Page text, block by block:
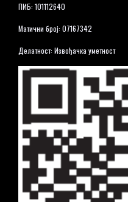
ПИБ: 101112640
Матични број: 07167342
Делатност: Извођачка уметност